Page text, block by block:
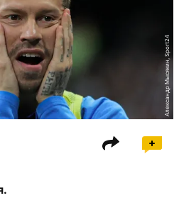
Александр Мысякин, Sport24